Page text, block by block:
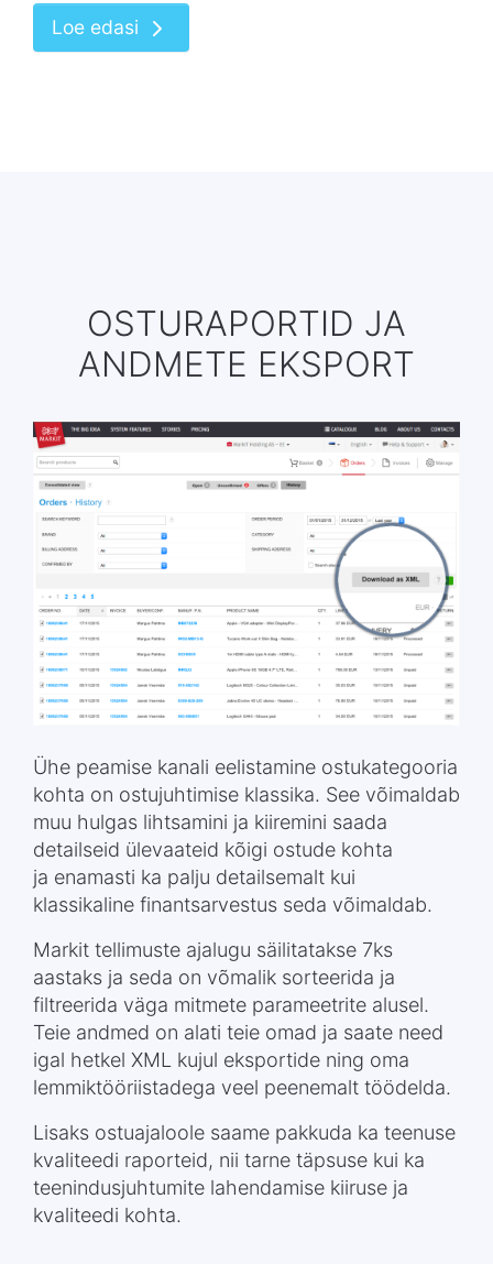
Loe edasi
OSTURAPORTID JA
ANDMETE EKSPORT
Ühe peamise kanali eelistamine ostukategooria
kohta on ostujuhtimise klassika. See võimaldab
muu hulgas lihtsamini ja kiiremini saada
detailseid ülevaateid kõigi ostude kohta
ja enamasti ka palju detailsemalt kui
klassikaline finantsarvestus seda võimaldab.
Markit tellimuste ajalugu säilitatakse 7ks
aastaks ja seda on võmalik sorteerida ja
filtreerida väga mitmete parameetrite alusel.
Teie andmed on alati teie omad ja saate need
igal hetkel XML kujul eksportide ning oma
lemmiktööriistadega veel peenemalt töödelda.
Lisaks ostuajaloole saame pakkuda ka teenuse
kvaliteedi raporteid, nii tarne täpsuse kui ka
teenindusjuhtumite lahendamise kiiruse ja
kvaliteedi kohta.